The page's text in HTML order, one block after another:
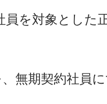
を対象とした
無期契約社員